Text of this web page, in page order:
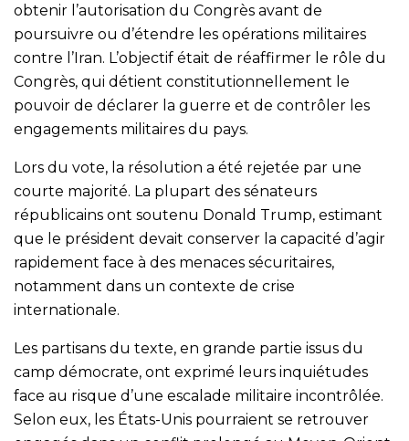
obtenir l’autorisation du Congrès avant de
poursuivre ou d’étendre les opérations militaires
contre l’Iran. L’objectif était de réaffirmer le rôle du
Congrès, qui détient constitutionnellement le
pouvoir de déclarer la guerre et de contrôler les
engagements militaires du pays.
Lors du vote, la résolution a été rejetée par une
courte majorité. La plupart des sénateurs
républicains ont soutenu Donald Trump, estimant
que le président devait conserver la capacité d’agir
rapidement face à des menaces sécuritaires,
notamment dans un contexte de crise
internationale.
Les partisans du texte, en grande partie issus du
camp démocrate, ont exprimé leurs inquiétudes
face au risque d’une escalade militaire incontrôlée.
Selon eux, les États-Unis pourraient se retrouver